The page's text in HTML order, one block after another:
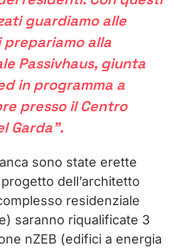
guardiamo alle
alla
Passivhaus, giunta
in programma a
presso il Centro
Garda”.
sono state erette
dell’architetto
residenziale
saranno riqualificate 3
nZEB (edifici a energia